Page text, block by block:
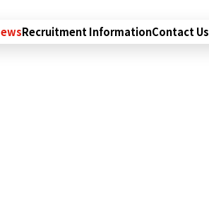
Recruitment InformationContact Us